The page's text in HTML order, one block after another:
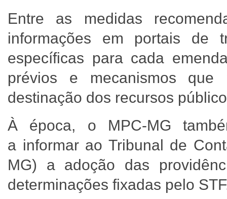
Entre as medidas
informações em portais de
específicas para cada
prévios e mecanismos
destinação dos recursos
À época, o MPC-MG
a informar ao Tribunal de
MG) a adoção das
determinações fixadas pelo